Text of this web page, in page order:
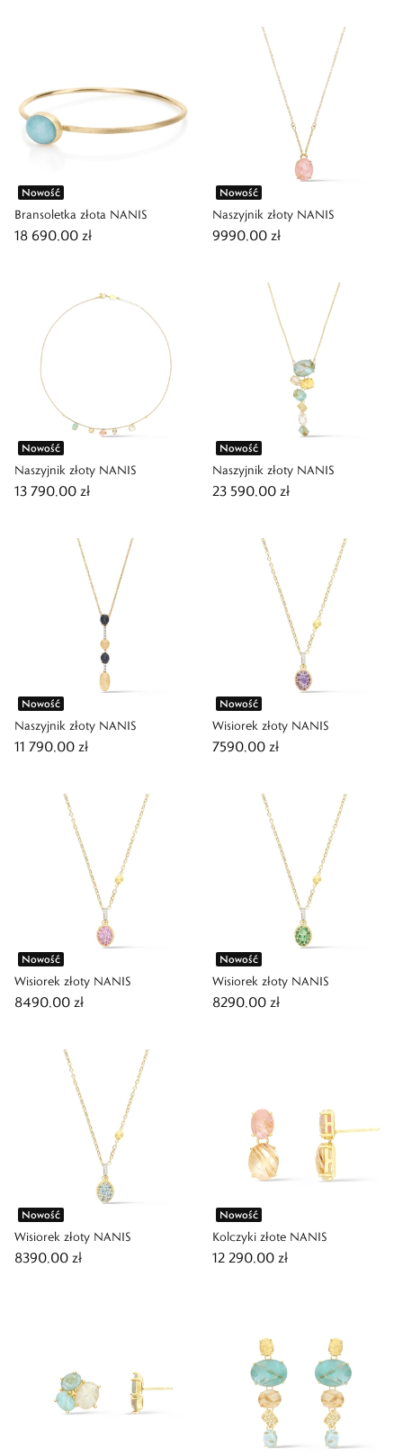
Nowość
Bransoletka złota NANIS
18 690,00 zł
Nowość
Naszyjnik złoty NANIS
9990,00 zł
Nowość
Naszyjnik złoty NANIS
13 790,00 zł
Nowość
Naszyjnik złoty NANIS
23 590,00 zł
Nowość
Naszyjnik złoty NANIS
11 790,00 zł
Nowość
Wisiorek złoty NANIS
7590,00 zł
Nowość
Wisiorek złoty NANIS
8490,00 zł
Nowość
Wisiorek złoty NANIS
8290,00 zł
Nowość
Wisiorek złoty NANIS
8390,00 zł
Nowość
Kolczyki złote NANIS
12 290,00 zł